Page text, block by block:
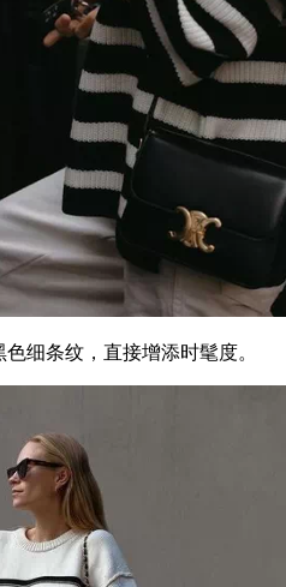
条纹，直接增添时髦度。